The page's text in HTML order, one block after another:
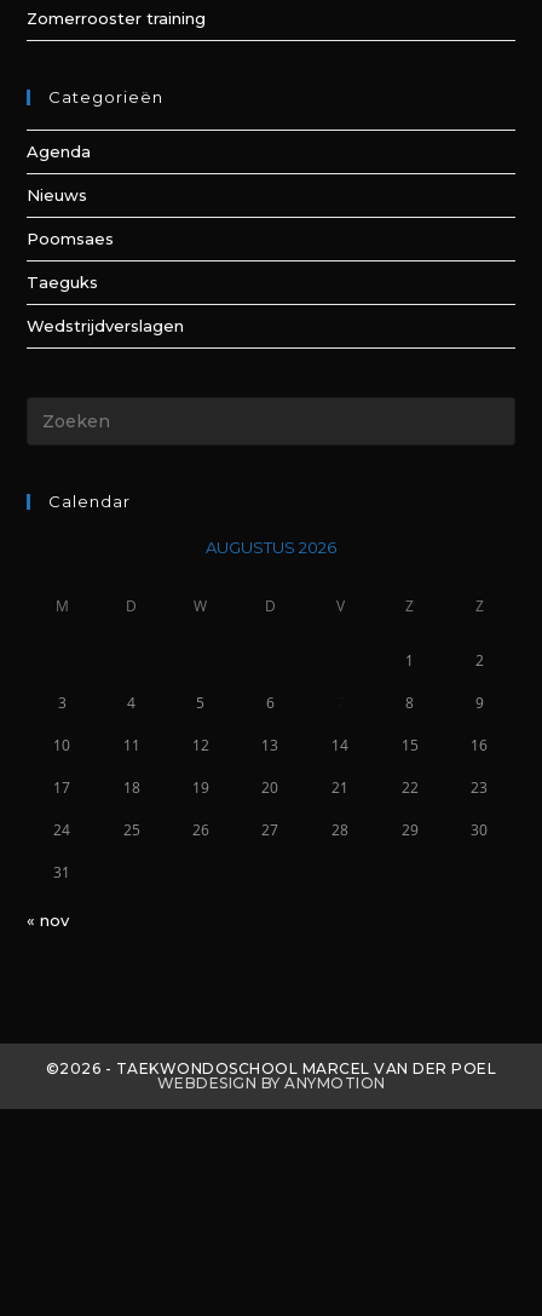
Zomerrooster training
Categorieën
Agenda
Nieuws
Poomsaes
Taeguks
Wedstrijdverslagen
Calendar
AUGUSTUS 2026
M D W D V Z Z
1 2
3 4 5 6 8 9
10 11 12 13 14 15 16
17 18 19 20 21 22 23
24 25 26 27 28 29 30
31
« nov
©2026 - TAEKWONDOSCHOOL MARCEL VAN DER POEL
WEBDESIGN BY ANYMOTION